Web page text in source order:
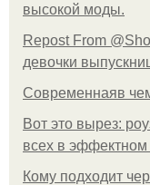
высокой моды.
Repost From
девочки
Современнаяв
Вот это вырез:
всех в эффектном
Кому подходит